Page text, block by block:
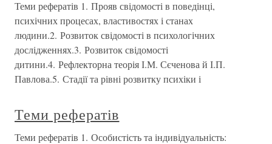
Теми рефератів 1. Прояв свідомості в поведінці,
психічних процесах, властивостях і станах
людини.2. Розвиток свідомості в психологічних
дослідженнях.3. Розвиток свідомості
дитини.4. Рефлекторна теорія І.М. Сєченова й І.П.
Павлова.5. Стадії та рівні розвитку психіки і
Теми рефератів
Теми рефератів 1. Особистість та індивідуальність: